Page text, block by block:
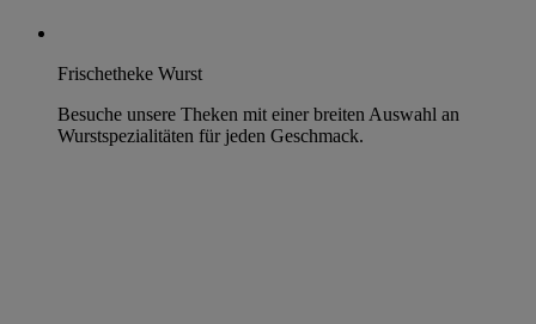
Frischetheke Wurst
Besuche unsere Theken mit einer breiten Auswahl an
Wurstspezialitäten für jeden Geschmack.